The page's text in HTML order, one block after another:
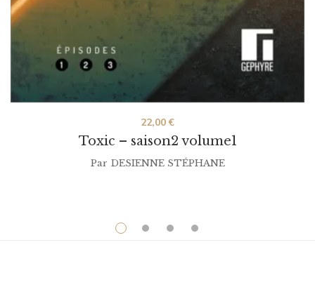
Toxic – saison2 volume1
22,00€
Par DESIENNE STÉPHANE